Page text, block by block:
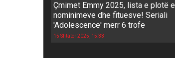
Çmimet Emmy 2025, lista e plotë e
nominimeve dhe fituesve! Seriali
'Adolescence' merr 6 trofe
15 Shtator 2025, 15:33